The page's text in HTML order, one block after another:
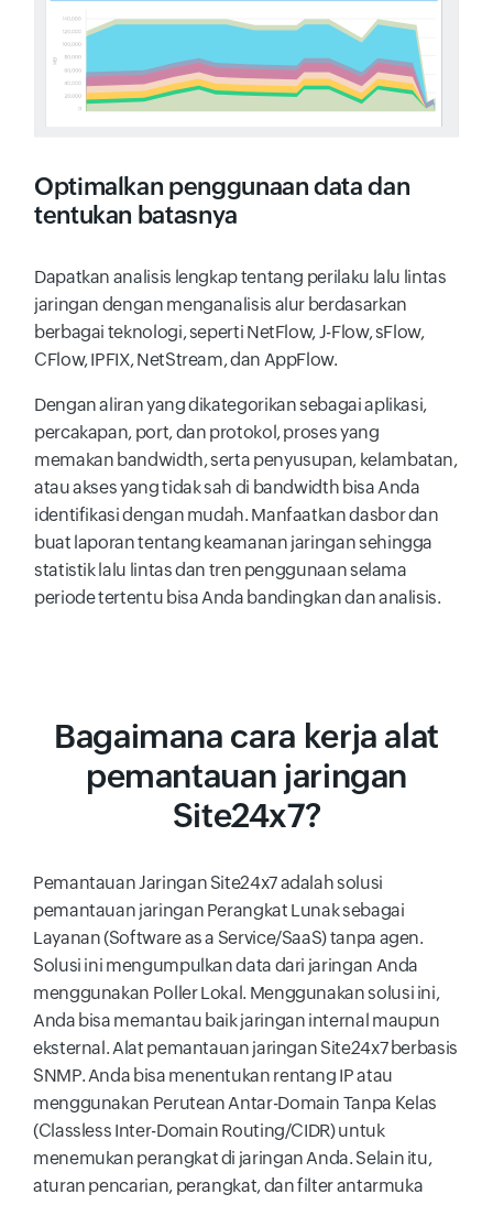
Optimalkan penggunaan data dan
tentukan batasnya
Dapatkan analisis lengkap tentang perilaku lalu lintas
jaringan dengan menganalisis alur berdasarkan
berbagai teknologi, seperti NetFlow, J-Flow, sFlow,
CFlow, IPFIX, NetStream, dan AppFlow.
Dengan aliran yang dikategorikan sebagai aplikasi,
percakapan, port, dan protokol, proses yang
memakan bandwidth, serta penyusupan, kelambatan,
atau akses yang tidak sah di bandwidth bisa Anda
identifikasi dengan mudah. Manfaatkan dasbor dan
buat laporan tentang keamanan jaringan sehingga
statistik lalu lintas dan tren penggunaan selama
periode tertentu bisa Anda bandingkan dan analisis.
Bagaimana cara kerja alat
pemantauan jaringan
Site24x7?
Pemantauan Jaringan Site24x7 adalah solusi
pemantauan jaringan Perangkat Lunak sebagai
Layanan (Software as a Service/SaaS) tanpa agen.
Solusi ini mengumpulkan data dari jaringan Anda
menggunakan Poller Lokal. Menggunakan solusi ini,
Anda bisa memantau baik jaringan internal maupun
eksternal. Alat pemantauan jaringan Site24x7 berbasis
SNMP. Anda bisa menentukan rentang IP atau
menggunakan Perutean Antar-Domain Tanpa Kelas
(Classless Inter-Domain Routing/CIDR) untuk
menemukan perangkat di jaringan Anda. Selain itu,
aturan pencarian, perangkat, dan filter antarmuka